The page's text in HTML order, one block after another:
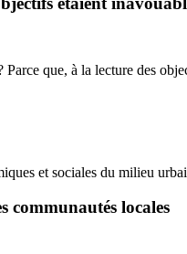
que, à la lecture des
et sociales du milieu
communautés locales